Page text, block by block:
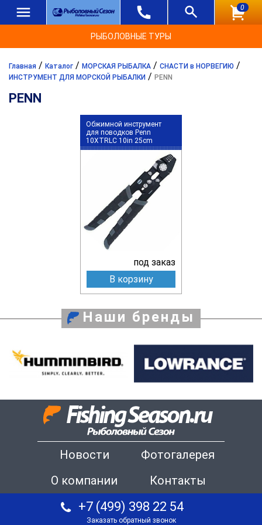
0
РЫБОЛОВНЫЕ ТУРЫ
Главная / Каталог / МОРСКАЯ РЫБАЛКА / СНАСТИ в НОРВЕГИЮ /
ИНСТРУМЕНТ ДЛЯ МОРСКОЙ РЫБАЛКИ / PENN
PENN
Обжимной инструмент
для поводков Penn
10XTRLC 10in 25cm
под заказ
В корзину
Наши бренды
Новости
Фотогалерея
О компании
Контакты
+7 (499) 398 22 54
Заказать обратный звонок